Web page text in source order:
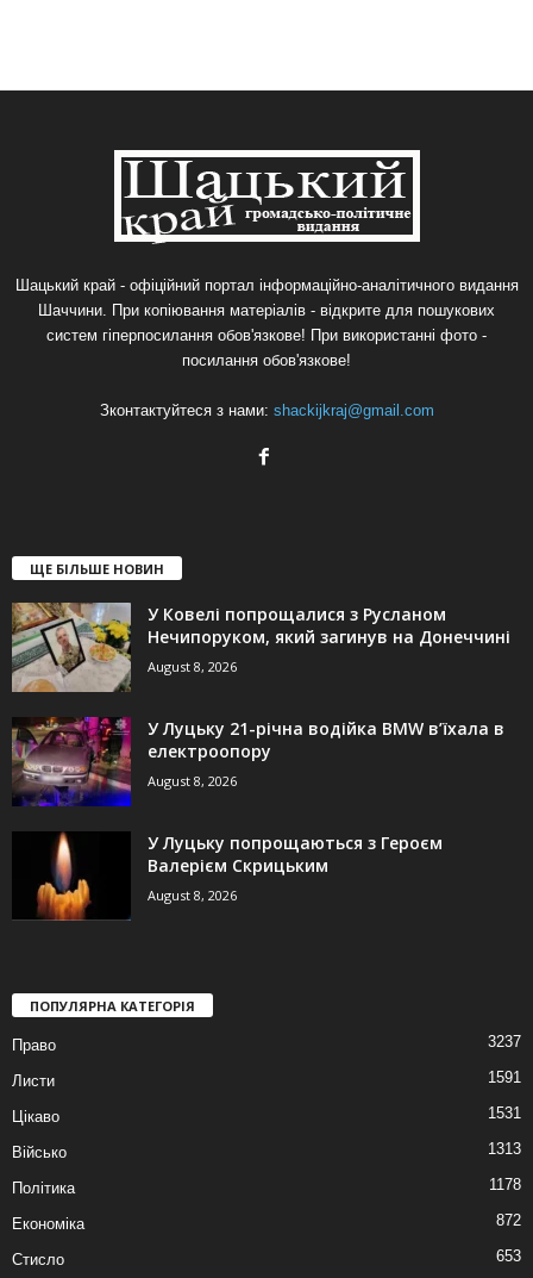
Шацький край - офіційний портал інформаційно-аналітичного видання
Шаччини. При копіювання матеріалів - відкрите для пошукових
систем гіперпосилання обов'язкове! При використанні фото -
посилання обов'язкове!
Зконтактуйтеся з нами: shackijkraj@gmail.com
ЩЕ БІЛЬШЕ НОВИН
У Ковелі попрощалися з Русланом
Нечипоруком, який загинув на Донеччині
August 8, 2026
У Луцьку 21-річна водійка BMW в’їхала в
електроопору
August 8, 2026
У Луцьку попрощаються з Героєм
Валерієм Скрицьким
August 8, 2026
ПОПУЛЯРНА КАТЕГОРІЯ
Право 3237
Листи 1591
Цікаво 1531
Військо 1313
Політика 1178
Економіка 872
Стисло 653